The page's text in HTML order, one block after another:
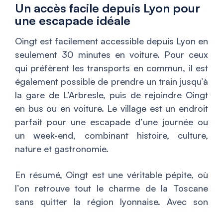
Un accès facile depuis Lyon pour
une escapade idéale
Oingt est facilement accessible depuis Lyon en
seulement 30 minutes en voiture. Pour ceux
qui préfèrent les transports en commun, il est
également possible de prendre un train jusqu’à
la gare de L’Arbresle, puis de rejoindre Oingt
en bus ou en voiture. Le village est un endroit
parfait pour une escapade d’une journée ou
un week-end, combinant histoire, culture,
nature et gastronomie.
En résumé, Oingt est une véritable pépite, où
l’on retrouve tout le charme de la Toscane
sans quitter la région lyonnaise. Avec son